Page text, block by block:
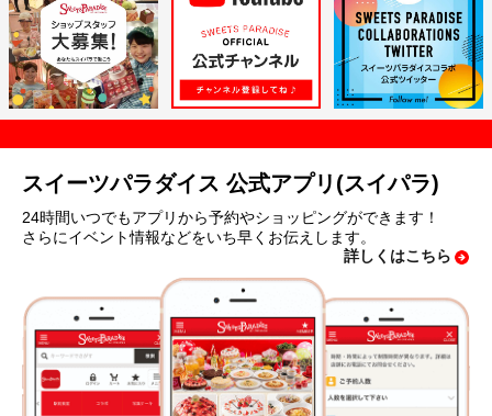
スイーツパラダイス 公式アプリ(スイパラ)
24時間いつでもアプリから予約やショッピングができます！
さらにイベント情報などをいち早くお伝えします。
詳しくはこちら